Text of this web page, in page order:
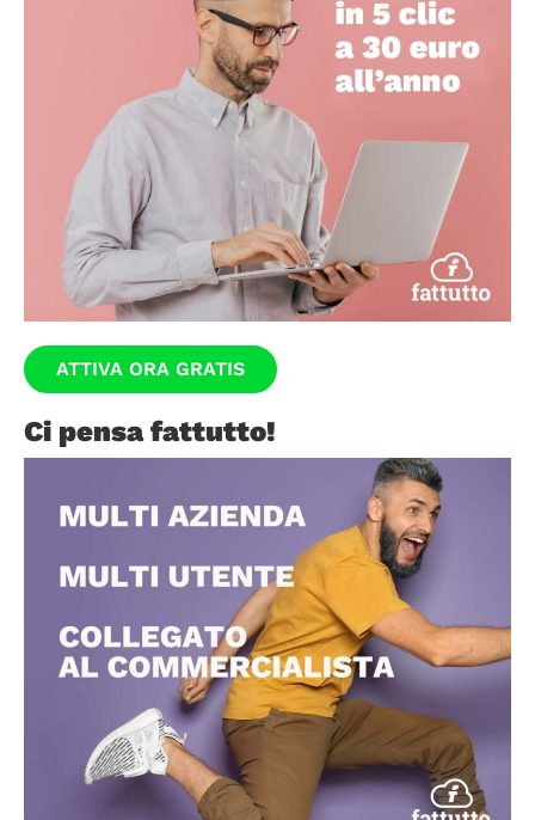
ATTIVA ORA GRATIS
Ci pensa fattutto!